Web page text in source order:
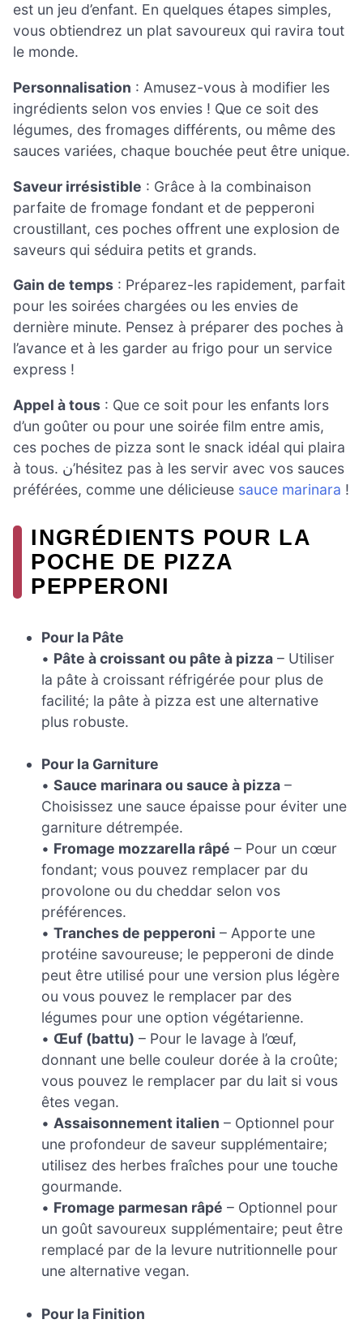
est un jeu d’enfant. En quelques étapes simples,
vous obtiendrez un plat savoureux qui ravira tout
le monde.
Personnalisation : Amusez-vous à modifier les
ingrédients selon vos envies ! Que ce soit des
légumes, des fromages différents, ou même des
sauces variées, chaque bouchée peut être unique.
Saveur irrésistible : Grâce à la combinaison
parfaite de fromage fondant et de pepperoni
croustillant, ces poches offrent une explosion de
saveurs qui séduira petits et grands.
Gain de temps : Préparez-les rapidement, parfait
pour les soirées chargées ou les envies de
dernière minute. Pensez à préparer des poches à
l’avance et à les garder au frigo pour un service
express !
Appel à tous : Que ce soit pour les enfants lors
d’un goûter ou pour une soirée film entre amis,
ces poches de pizza sont le snack idéal qui plaira
à tous. ن’hésitez pas à les servir avec vos sauces
préférées, comme une délicieuse sauce marinara !
INGRÉDIENTS POUR LA
POCHE DE PIZZA
PEPPERONI
Pour la Pâte
• Pâte à croissant ou pâte à pizza – Utiliser
la pâte à croissant réfrigérée pour plus de
facilité; la pâte à pizza est une alternative
plus robuste.
Pour la Garniture
•Sauce marinara ou sauce à pizza –
Choisissez une sauce épaisse pour éviter une
garniture détrempée.
• Fromage mozzarella râpé – Pour un cœur
fondant; vous pouvez remplacer par du
provolone ou du cheddar selon vos
préférences.
•Tranches de pepperoni – Apporte une
protéine savoureuse; le pepperoni de dinde
peut être utilisé pour une version plus légère
ou vous pouvez le remplacer par des
légumes pour une option végétarienne.
• Œuf (battu) – Pour le lavage à l’œuf,
donnant une belle couleur dorée à la croûte;
vous pouvez le remplacer par du lait si vous
êtes vegan.
•Assaisonnement italien – Optionnel pour
une profondeur de saveur supplémentaire;
utilisez des herbes fraîches pour une touche
gourmande.
• Fromage parmesan râpé – Optionnel pour
un goût savoureux supplémentaire; peut être
remplacé par de la levure nutritionnelle pour
une alternative vegan.
Pour la Finition